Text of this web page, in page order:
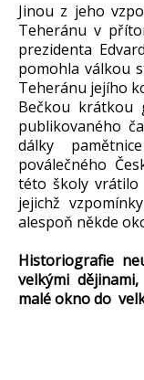
Jinou z jeho
Teheránu v
prezidenta
pomohla válkou
Teheránu jejího
Bečkou krátkou
publikovaného
dálky
poválečného
této školy vrátilo
jejichž
alespoň někde
Historiografie
velkými
malé okno do